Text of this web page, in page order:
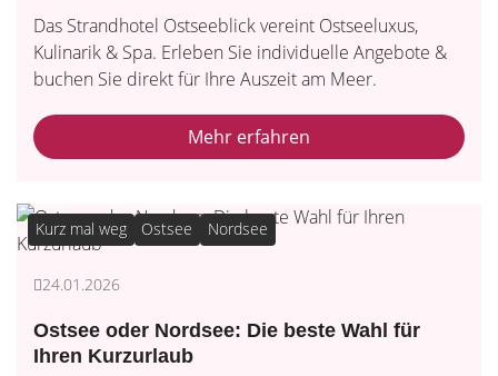
Das Strandhotel Ostseeblick vereint Ostseeluxus,
Kulinarik & Spa. Erleben Sie individuelle Angebote &
buchen Sie direkt für Ihre Auszeit am Meer.
Mehr erfahren
Kurz mal weg Ostsee Nordsee
24.01.2026
Ostsee oder Nordsee: Die beste Wahl für
Ihren Kurzurlaub